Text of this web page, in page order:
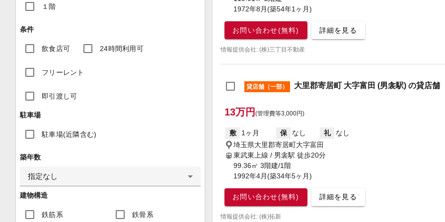
１階
条件
飲食店可 24時間利用可
フリーレント
即引渡し可
駐車場
駐車場(近隣含む)
築年数
指定なし
建物構造
鉄筋系 鉄骨系
1972年8月(築54年1ヶ月)
お問い合わせ(無料) 詳細を見る
情報提供会社: (株)三丁目不動産
貸店舗（一部） 大里郡寄居町 大字富田 (男衾駅) の貸店舗
13万円 (管理費等3,000円)
敷 1ヶ月 保 なし 礼
なし
埼玉県大里郡寄居町大字富田
東武東上線 / 男衾駅 徒歩20分
99.36㎡ 3階建/1階
1992年4月(築34年5ヶ月)
お問い合わせ(無料) 詳細を見る
情報提供会社: (株)拓新